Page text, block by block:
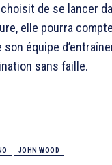
choisit de se lancer
elle pourra
équipe
sans faille.
JOHN WOOD